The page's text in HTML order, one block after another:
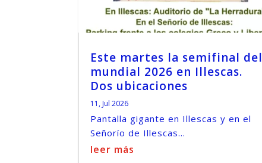
Este martes la semifinal del
mundial 2026 en Illescas.
Dos ubicaciones
11, Jul 2026
Pantalla gigante en Illescas y en el
Señorío de Illescas...
leer más